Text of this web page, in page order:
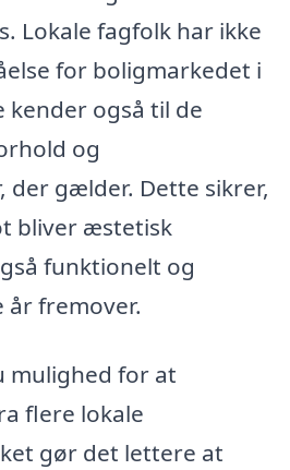
Lokale fagfolk har ikke
for boligmarkedet i
kender også til de
og
der gælder. Dette sikrer,
bliver æstetisk
funktionelt og
fremover.
mulighed for at
flere lokale
gør det lettere at